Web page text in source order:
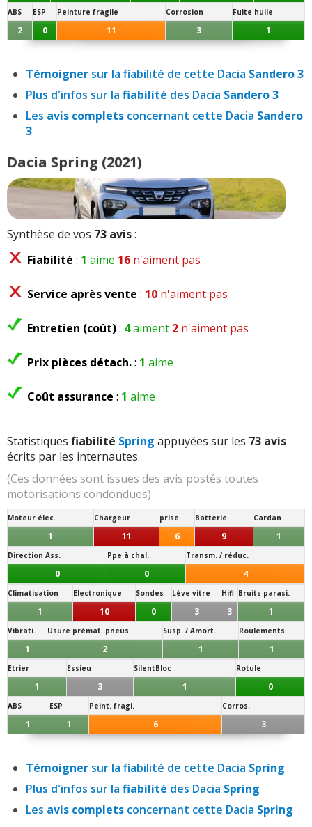
ABS ESP Peinture fragile Corrosion Fuite huile
2 0 11 3 1
Témoigner sur la fiabilité de cette Dacia Sandero 3
Plus d'infos sur la fiabilité des Dacia Sandero 3
Les avis complets concernant cette Dacia Sandero
3
Dacia Spring (2021)
Synthèse de vos 73 avis:
Fiabilité : 1 aime 16 n'aiment pas
Service après vente : 10 n'aiment pas
Entretien (coût): 4aiment 2 n'aiment pas
Prix pièces détach.: 1 aime
Coût assurance : 1 aime
Statistiques fiabilité Spring appuyées sur les 73 avis
écrits par les internautes.
(Ces données sont issues des avis postés toutes
motorisations condondues)
Moteur élec. Chargeur prise Batterie Cardan
1 11 6 9 1
Direction Ass. Ppe à chal. Transm. / réduc.
0 0 4
Climatisation Electronique Sondes Lève vitre Hifi Bruits parasi.
1 10 0 3 3 1
Vibrati. Usure prémat. pneus Susp. / Amort. Roulements
1 2 1 1
Etrier Essieu SilentBloc Rotule
1 3 1 0
ABS ESP Peint. fragi. Corros.
1 1 6 3
Témoigner sur la fiabilité de cette Dacia Spring
Plus d'infos sur la fiabilité des Dacia Spring
Les avis complets concernant cette Dacia Spring